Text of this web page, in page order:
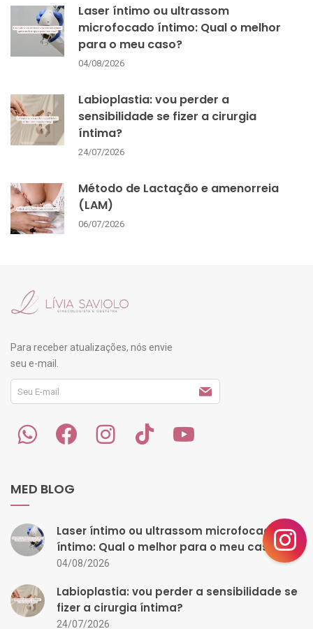
Laser íntimo ou ultrassom
microfocado íntimo: Qual o melhor
para o meu caso?
04/08/2026
Labioplastia: vou perder a
sensibilidade se fizer a cirurgia
íntima?
24/07/2026
Método de Lactação e amenorreia
(LAM)
06/07/2026
Para receber atualizações, nós envie
seu e-mail.
MED BLOG
Laser íntimo ou ultrassom microfocado
íntimo: Qual o melhor para o meu caso?
04/08/2026
Labioplastia: vou perder a sensibilidade se
fizer a cirurgia íntima?
24/07/2026